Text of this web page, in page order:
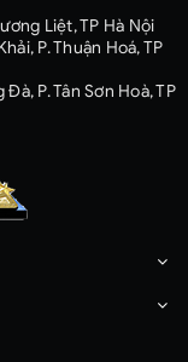
Liệt, TP Hà Nội
P. Thuận Hoá, TP
Đà, P. Tân Sơn Hoà, TP